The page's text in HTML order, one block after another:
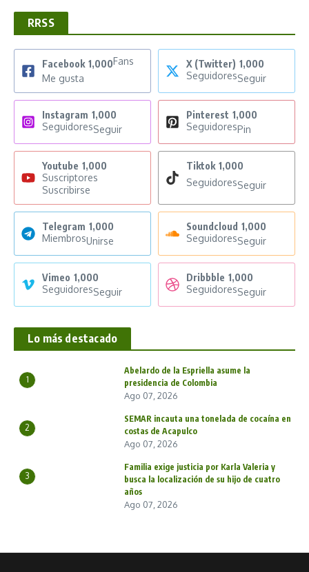
RRSS
Facebook 1,000Fans
Me gusta
X (Twitter) 1,000
SeguidoresSeguir
Instagram 1,000
SeguidoresSeguir
Pinterest 1,000
SeguidoresPin
Youtube 1,000
Suscriptores
Suscribirse
Tiktok 1,000
SeguidoresSeguir
Telegram 1,000
MiembrosUnirse
Soundcloud 1,000
SeguidoresSeguir
Vimeo 1,000
SeguidoresSeguir
Dribbble 1,000
SeguidoresSeguir
Lo más destacado
1
Abelardo de la Espriella asume la
presidencia de Colombia
Ago 07, 2026
2
SEMAR incauta una tonelada de cocaína en
costas de Acapulco
Ago 07, 2026
3
Familia exige justicia por Karla Valeria y
busca la localización de su hijo de cuatro
años
Ago 07, 2026